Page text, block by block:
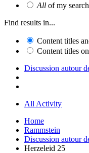
All of my
Find results in...
Content titles
Content titles
Discussion autour
All Activity
Home
Rammstein
Discussion autour
Herzeleid 25